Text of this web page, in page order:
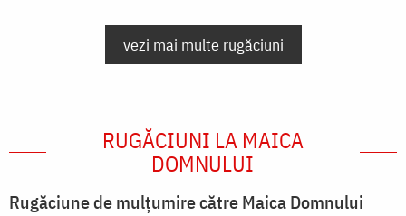
vezi mai multe rugăciuni
RUGĂCIUNI LA MAICA
DOMNULUI
Rugăciune de mulţumire către Maica Domnului